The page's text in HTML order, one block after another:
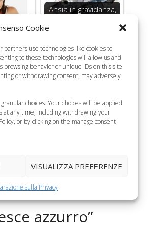
Cookie
use technologies like cookies to
to these technologies will allow us and
browsing behavior or unique IDs on this site
or withdrawing consent, may adversely
choices. Your choices will be applied
at any time, including withdrawing your
or by clicking on the manage consent
VISUALIZZA PREFERENZE
sulla Privacy
nel
Ansia in gravidanza,
pesce
azzurro”